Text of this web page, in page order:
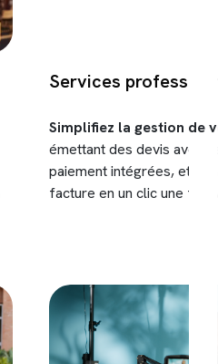
Services
Simplifiez la gestion de
émettant des devis avec
paiement intégrées, et
facture en un clic une fois